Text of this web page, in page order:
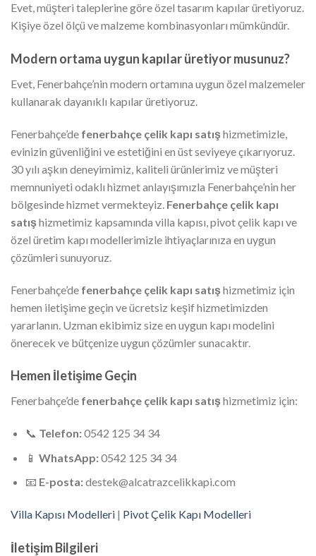
Evet, müşteri taleplerine göre özel tasarım kapılar üretiyoruz.
Kişiye özel ölçü ve malzeme kombinasyonları mümkündür.
Modern ortama uygun kapılar üretiyor musunuz?
Evet, Fenerbahçe’nin modern ortamına uygun özel malzemeler
kullanarak dayanıklı kapılar üretiyoruz.
Fenerbahçe’de fenerbahçe çelik kapı satışhizmetimizle,
evinizin güvenliğini ve estetiğini en üst seviyeye çıkarıyoruz.
30 yılı aşkın deneyimimiz, kaliteli ürünlerimiz ve müşteri
memnuniyeti odaklı hizmet anlayışımızla Fenerbahçe’nin her
bölgesinde hizmet vermekteyiz. Fenerbahçe çelik kapı
satışhizmetimiz kapsamında villa kapısı, pivot çelik kapı ve
özel üretim kapı modellerimizle ihtiyaçlarınıza en uygun
çözümleri sunuyoruz.
Fenerbahçe’de fenerbahçe çelik kapı satışhizmetimiz için
hemen iletişime geçin ve ücretsiz keşif hizmetimizden
yararlanın. Uzman ekibimiz size en uygun kapı modelini
önerecek ve bütçenize uygun çözümler sunacaktır.
Hemen İletişime Geçin
Fenerbahçe’de fenerbahçe çelik kapı satışhizmetimiz için:
📞 Telefon:0542 125 34 34
📱 WhatsApp:0542 125 34 34
📧 E-posta:destek@alcatrazcelikkapi.com
Villa Kapısı Modelleri | Pivot Çelik Kapı Modelleri
İletişim Bilgileri